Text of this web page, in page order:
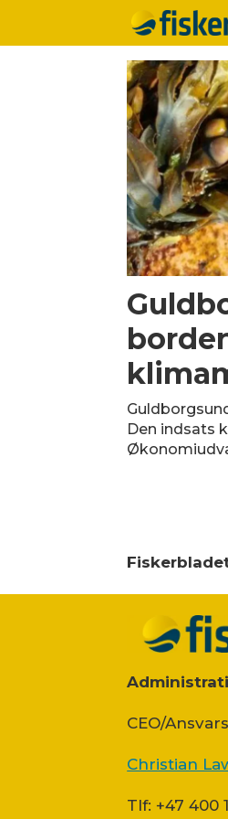
dk2020
Den indsats
CEO/
Christian
Tlf: +47 400